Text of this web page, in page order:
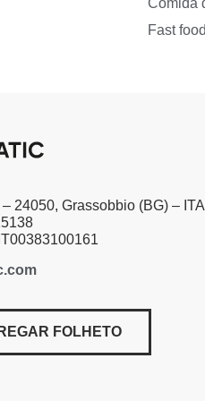
Comida
Fast food
24050, Grassobbio (BG) –
FOLHETO